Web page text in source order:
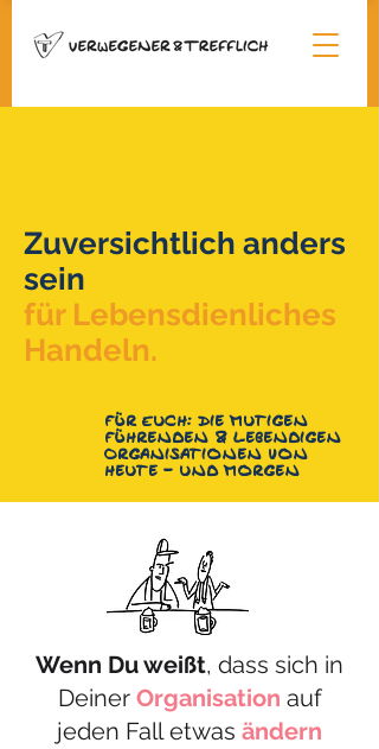
Zuversichtlich anders
sein
für Lebensdienliches
Handeln.
Für Euch: Die mutigen
Führenden & Lebendigen
Organisationen von
heute - und morgen
Wenn Du weißt, dass sich in
Deiner Organisation auf
jeden Fall etwas ändern